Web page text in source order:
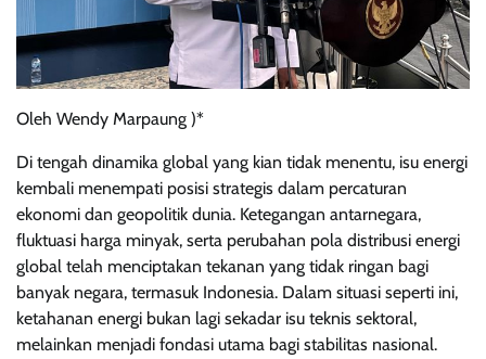
Oleh Wendy Marpaung )*
Di tengah dinamika global yang kian tidak menentu, isu energi
kembali menempati posisi strategis dalam percaturan
ekonomi dan geopolitik dunia. Ketegangan antarnegara,
fluktuasi harga minyak, serta perubahan pola distribusi energi
global telah menciptakan tekanan yang tidak ringan bagi
banyak negara, termasuk Indonesia. Dalam situasi seperti ini,
ketahanan energi bukan lagi sekadar isu teknis sektoral,
melainkan menjadi fondasi utama bagi stabilitas nasional.